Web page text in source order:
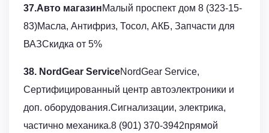
37.Авто магазинМалый проспект дом 8 (323-15-
83)Масла, Антифриз, Тосол, АКБ, Запчасти для
ВАЗСкидка от 5%
38. NordGear ServiceNordGear Service,
Сертифицированный центр автоэлектроники и
доп. оборудования.Сигнализации, электрика,
частично механика.8 (901) 370-3942прямой